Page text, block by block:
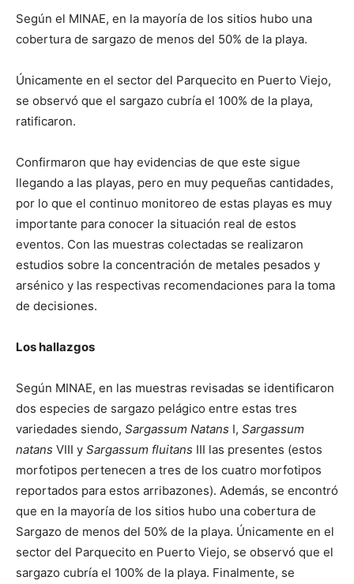
Según el MINAE, en la mayoría de los sitios hubo una
cobertura de sargazo de menos del 50% de la playa.
Únicamente en el sector del Parquecito en Puerto Viejo,
se observó que el sargazo cubría el 100% de la playa,
ratificaron.
Confirmaron que hay evidencias de que este sigue
llegando a las playas, pero en muy pequeñas cantidades,
por lo que el continuo monitoreo de estas playas es muy
importante para conocer la situación real de estos
eventos. Con las muestras colectadas se realizaron
estudios sobre la concentración de metales pesados y
arsénico y las respectivas recomendaciones para la toma
de decisiones.
Los hallazgos
Según MINAE, en las muestras revisadas se identificaron
dos especies de sargazo pelágico entre estas tres
variedades siendo, Sargassum Natans I, Sargassum
natans VIII y Sargassum fluitans III las presentes (estos
morfotipos pertenecen a tres de los cuatro morfotipos
reportados para estos arribazones). Además, se encontró
que en la mayoría de los sitios hubo una cobertura de
Sargazo de menos del 50% de la playa. Únicamente en el
sector del Parquecito en Puerto Viejo, se observó que el
sargazo cubría el 100% de la playa. Finalmente, se